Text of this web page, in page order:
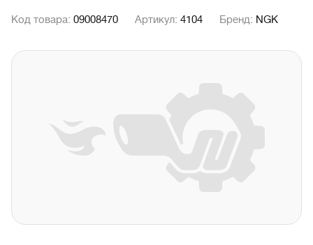
Код товара: 09008470 Артикул: 4104 Бренд: NGK